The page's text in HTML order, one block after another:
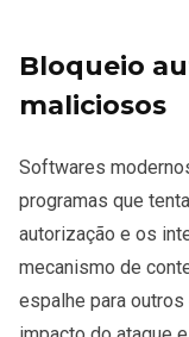
Bloqueio
maliciosos
Softwares
programas que
autorização e os
mecanismo de
espalhe para